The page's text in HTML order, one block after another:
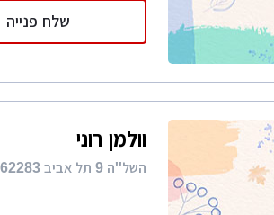
שלח פנייה
וולמן רוני
השל''ה 9 תל אביב 62283